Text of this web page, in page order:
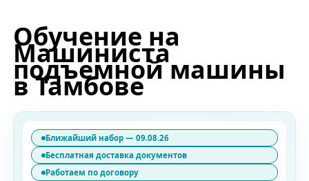
Обучение на
Машиниста
подъемной машины
в Тамбове
Ближайший набор — 09.08.26
Бесплатная доставка документов
Работаем по договору